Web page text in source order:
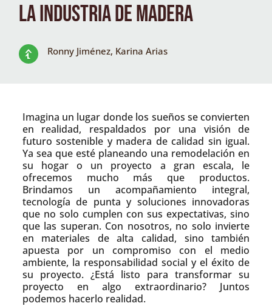
la industria de madera
Ronny Jiménez, Karina Arias
Imagina un lugar donde los sueños se convierten
en realidad, respaldados por una visión de
futuro sostenible y madera de calidad sin igual.
Ya sea que esté planeando una remodelación en
su hogar o un proyecto a gran escala, le
ofrecemos mucho más que productos.
Brindamos un acompañamiento integral,
tecnología de punta y soluciones innovadoras
que no solo cumplen con sus expectativas, sino
que las superan. Con nosotros, no solo invierte
en materiales de alta calidad, sino también
apuesta por un compromiso con el medio
ambiente, la responsabilidad social y el éxito de
su proyecto. ¿Está listo para transformar su
proyecto en algo extraordinario? Juntos
podemos hacerlo realidad.